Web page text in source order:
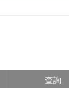
查詢